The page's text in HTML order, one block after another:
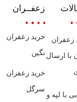
زعفران
با ارسال
با لپه و
زعفــران
خرید زعفران
نگین
خرید زعفران
سرگل